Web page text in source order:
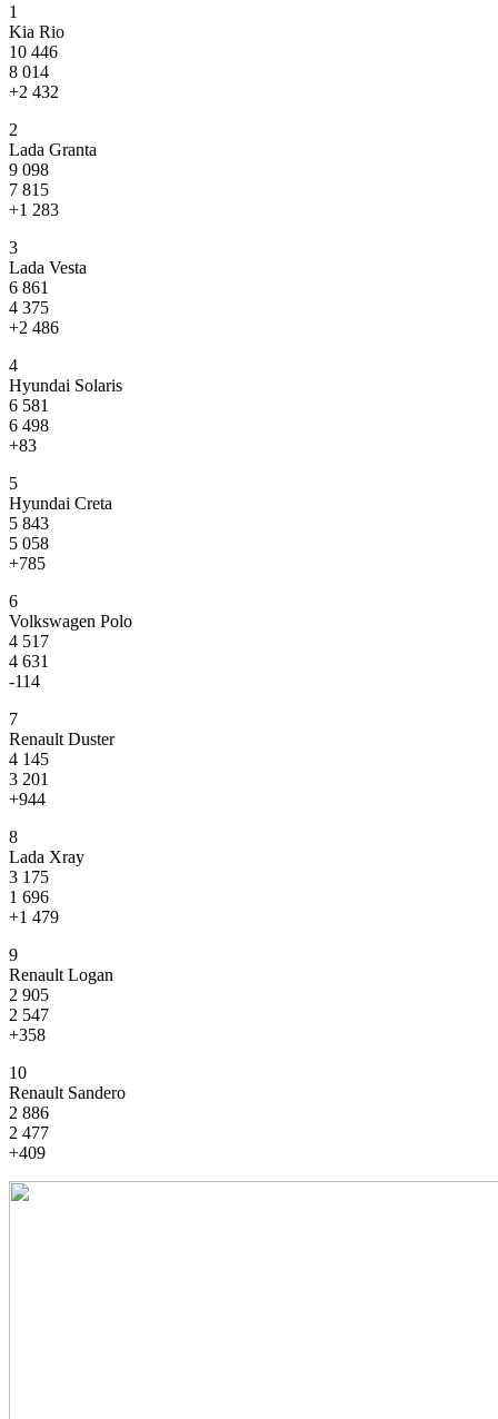
1
Kia Rio
10 446
8 014
+2 432
2
Lada Granta
9 098
7 815
+1 283
3
Lada Vesta
6 861
4 375
+2 486
4
Hyundai Solaris
6 581
6 498
+83
5
Hyundai Creta
5 843
5 058
+785
6
Volkswagen Polo
4 517
4 631
-114
7
Renault Duster
4 145
3 201
+944
8
Lada Xray
3 175
1 696
+1 479
9
Renault Logan
2 905
2 547
+358
10
Renault Sandero
2 886
2 477
+409